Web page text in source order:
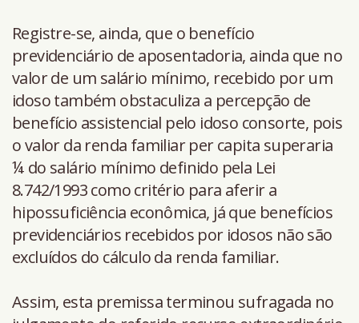
Registre-se, ainda, que o benefício
previdenciário de aposentadoria, ainda que no
valor de um salário mínimo, recebido por um
idoso também obstaculiza a percepção de
benefício assistencial pelo idoso consorte, pois
o valor da renda familiar per capita superaria
¼ do salário mínimo definido pela Lei
8.742/1993 como critério para aferir a
hipossuficiência econômica, já que benefícios
previdenciários recebidos por idosos não são
excluídos do cálculo da renda familiar.
Assim, esta premissa terminou sufragada no